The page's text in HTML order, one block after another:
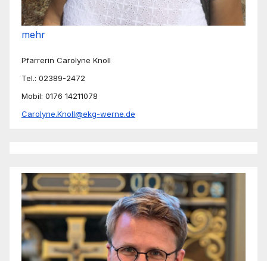
mehr
Pfarrerin Carolyne Knoll
Tel.: 02389-2472
Mobil: 0176 14211078
Carolyne.Knoll@ekg-werne.de